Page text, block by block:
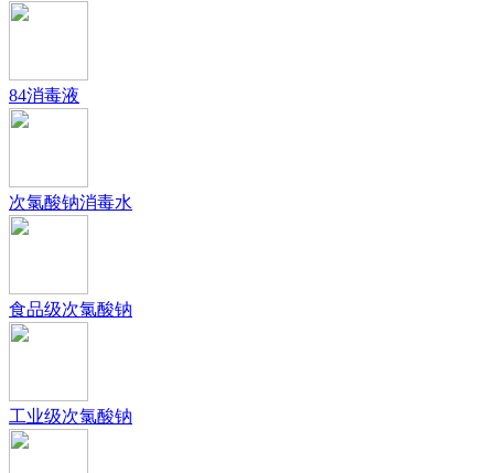
84消毒液
次氯酸钠消毒水
食品级次氯酸钠
工业级次氯酸钠